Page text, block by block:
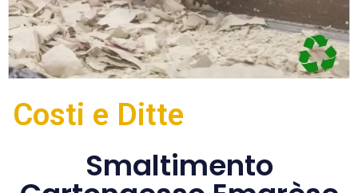
Costi e Ditte
Smaltimento